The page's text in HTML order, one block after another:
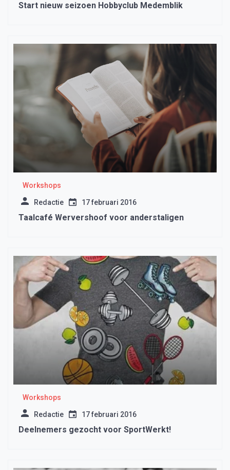
Start nieuw seizoen Hobbyclub Medemblik
Workshops
Redactie 17 februari 2016
Taalcafé Wervershoof voor anderstaligen
Workshops
Redactie 17 februari 2016
Deelnemers gezocht voor SportWerkt!